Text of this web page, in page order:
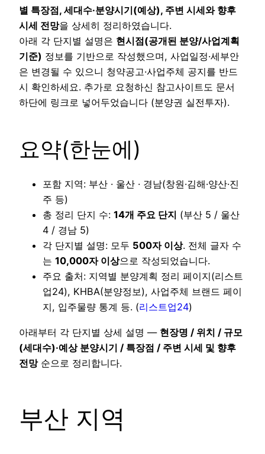
별 특장점, 세대수·분양시기(예상), 주변 시세와 향후
시세 전망을 상세히 정리하였습니다.
아래 각 단지별 설명은 현시점(공개된 분양/사업계획
기준) 정보를 기반으로 작성했으며, 사업일정·세부안
은 변경될 수 있으니 청약공고·사업주체 공지를 반드
시 확인하세요. 추가로 요청하신 참고사이트도 문서
하단에 링크로 넣어두었습니다 (분양권 실전투자).
요약(한눈에)
포함 지역: 부산 · 울산 · 경남(창원·김해·양산·진
주 등)
총 정리 단지 수: 14개 주요 단지 (부산 5 / 울산
4 / 경남 5)
각 단지별 설명: 모두 500자 이상. 전체 글자 수
는 10,000자 이상으로 작성되었습니다.
주요 출처: 지역별 분양계획 정리 페이지(리스트
업24), KHBA(분양정보), 사업주체 브랜드 페이
지, 입주물량 통계 등. (리스트업24)
아래부터 각 단지별 상세 설명 — 현장명 / 위치 / 규모
(세대수)·예상 분양시기 / 특장점 / 주변 시세 및 향후
전망순으로 정리합니다.
부산 지역